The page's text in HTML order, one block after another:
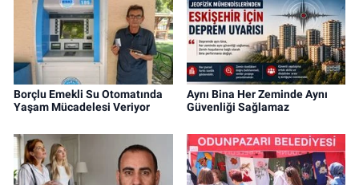
Borçlu Emekli Su Otomatında
Yaşam Mücadelesi Veriyor
Aynı Bina Her Zeminde Aynı
Güvenliği Sağlamaz